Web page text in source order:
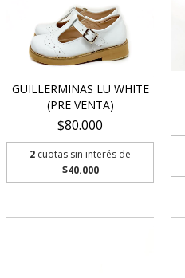
GUILLERMINAS LU WHITE
(PRE VENTA)
$80.000
2 cuotas sin interés de
$40.000